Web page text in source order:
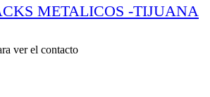
METALICOS -TIJUANA
ver el contacto